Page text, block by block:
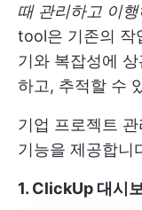
때 관리하고 이
tool은 기존의 작
기와 복잡성에
하고, 추적할 수
기업 프로젝트
기능을 제공합니
1. ClickUp 대시